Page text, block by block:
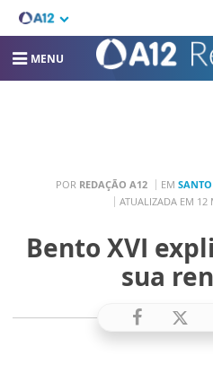
MENU
POR REDAÇÃO A12 EM
ATUALIZADA EM 12
Bento XVI
sua